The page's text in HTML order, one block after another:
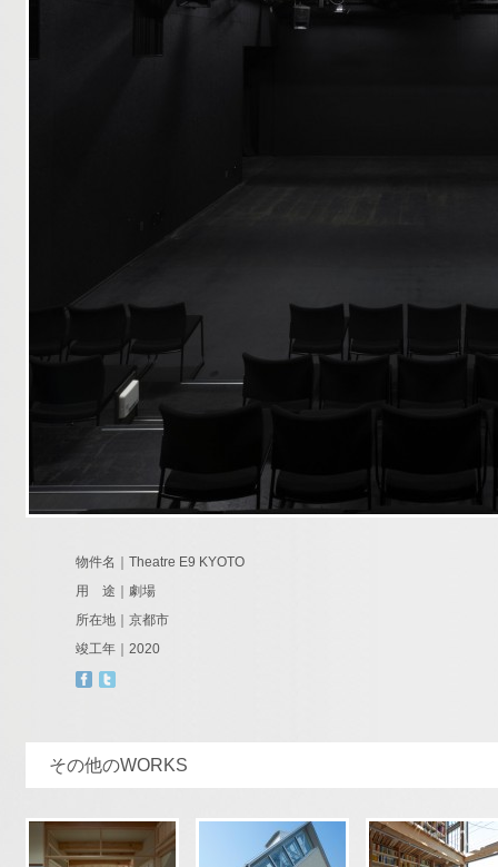
物件名｜Theatre E9 KYOTO
用 途｜劇場
所在地｜京都市
竣工年｜2020
その他のWORKS